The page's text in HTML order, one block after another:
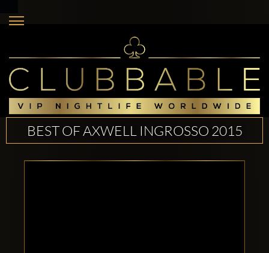
BEST OF AXWELL INGROSSO 2015